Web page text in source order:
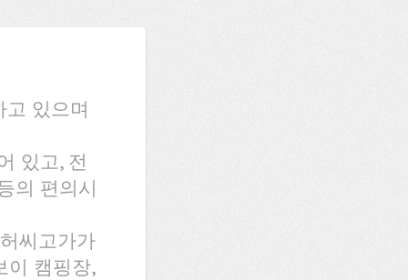
있으며
있고, 전
의 편의시
씨고가가
이 캠핑장,